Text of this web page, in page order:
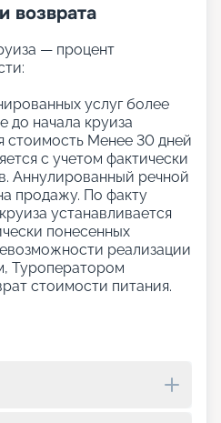
возврата
— процент
услуг более
до начала круиза
стоимость Менее 30 дней
с учетом фактически
Аннулированный речной
продажу. По факту
устанавливается
понесенных
реализации
Туроператором
стоимости питания.